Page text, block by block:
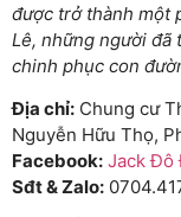
được trở thành một
Lê, những người đã
chinh phục con
Địa chỉ: Chung cư
Nguyễn Hữu Thọ,
Facebook: Jack Đô
Sđt & Zalo: